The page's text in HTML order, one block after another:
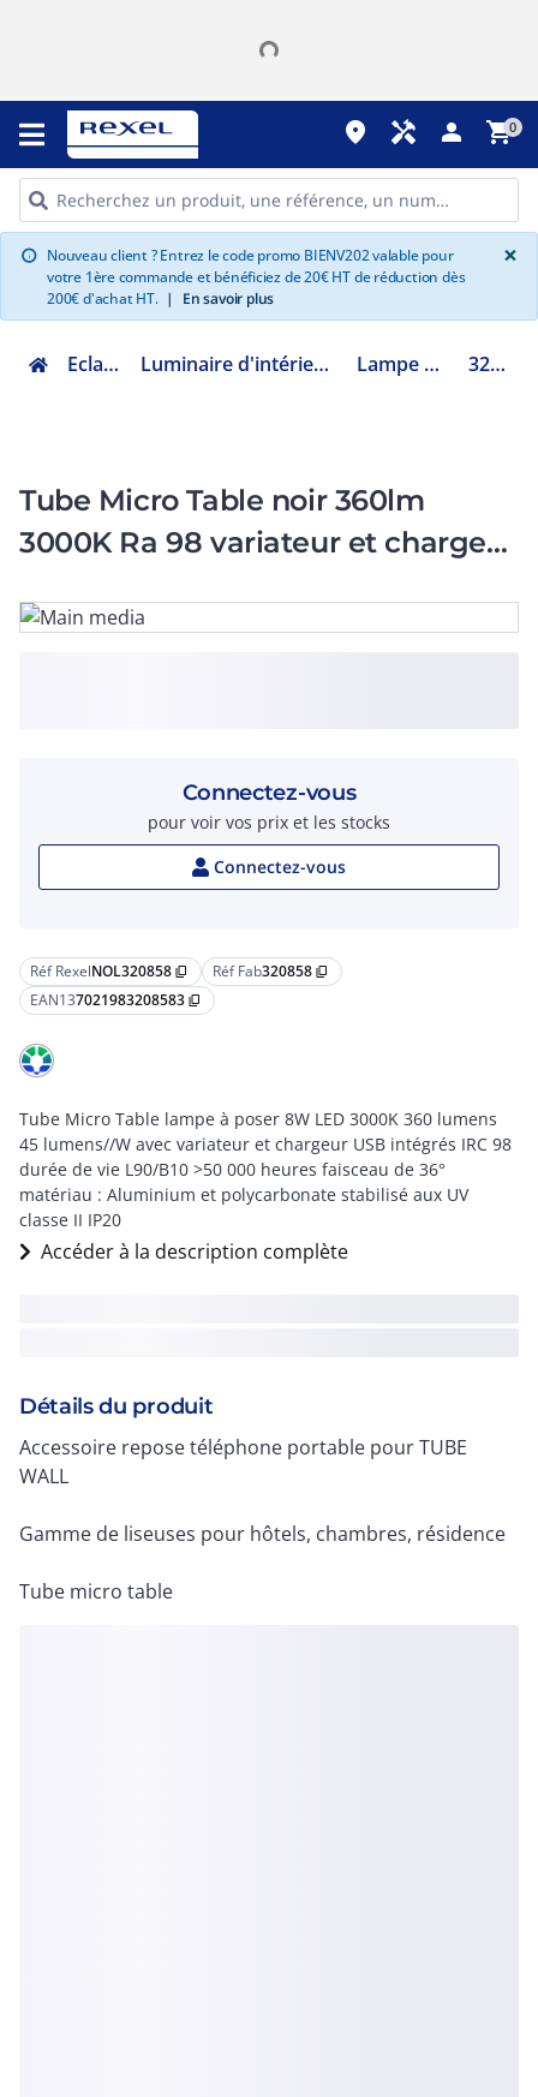
place handyman person shopping_cart0
info Nouveau client ? Entrez le code promo BIENV202 valable pour
votre 1ère commande et bénéficiez de 20€ HT de réduction dès
200€ d'achat HT. | En savoir plus
×
Eclairage Luminaire d'intérieur décoratif Lampe à poser 320858
Tube Micro Table noir 360lm
3000K Ra 98 variateur et chargeur
Réf RexelNOL320858 content_copy Réf Fab320858 content_copy
EAN137021983208583 content_copy
Tube Micro Table lampe à poser 8W LED 3000K 360 lumens
45 lumens//W avec variateur et chargeur USB intégrés IRC 98
durée de vie L90/B10 >50 000 heures faisceau de 36°
matériau : Aluminium et polycarbonate stabilisé aux UV
classe II IP20
Accéder à la description complète
Détails du produit
Accessoire repose téléphone portable pour TUBE
WALL
Gamme de liseuses pour hôtels, chambres, résidence
Tube micro table
Connectez-vous
pour voir vos prix et les stocks
Connectez-vous